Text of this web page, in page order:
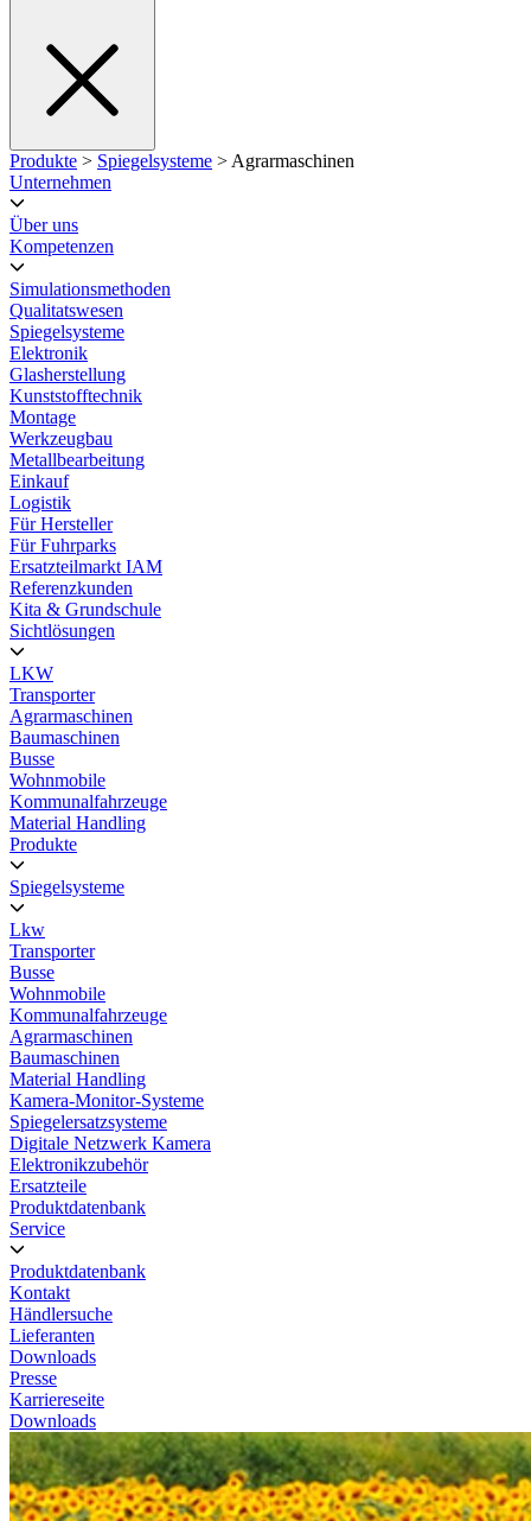
Produkte > Spiegelsysteme > Agrarmaschinen
Unternehmen
Über uns
Kompetenzen
Simulationsmethoden
Qualitatswesen
Spiegelsysteme
Elektronik
Glasherstellung
Kunststofftechnik
Montage
Werkzeugbau
Metallbearbeitung
Einkauf
Logistik
Für Hersteller
Für Fuhrparks
Ersatzteilmarkt IAM
Referenzkunden
Kita & Grundschule
Sichtlösungen
LKW
Transporter
Agrarmaschinen
Baumaschinen
Busse
Wohnmobile
Kommunalfahrzeuge
Material Handling
Produkte
Spiegelsysteme
Lkw
Transporter
Busse
Wohnmobile
Kommunalfahrzeuge
Agrarmaschinen
Baumaschinen
Material Handling
Kamera-Monitor-Systeme
Spiegelersatzsysteme
Digitale Netzwerk Kamera
Elektronikzubehör
Ersatzteile
Produktdatenbank
Service
Produktdatenbank
Kontakt
Händlersuche
Lieferanten
Downloads
Presse
Karriereseite
Downloads